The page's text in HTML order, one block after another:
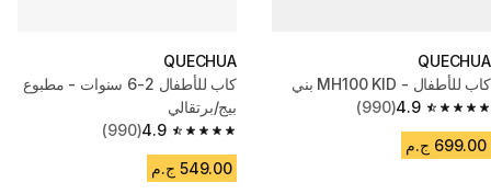
QUECHUA
كاب للأطفال - MH100 KID بني
4.9
4.9 out of 5 stars from 990 reviews
(990)
699.00 ج.م
QUECHUA
كاب للأطفال 2-6 سنوات - مطبوع
بيج/برتقالي
4.9
4.9 out of 5 stars from 990 reviews
(990)
549.00 ج.م